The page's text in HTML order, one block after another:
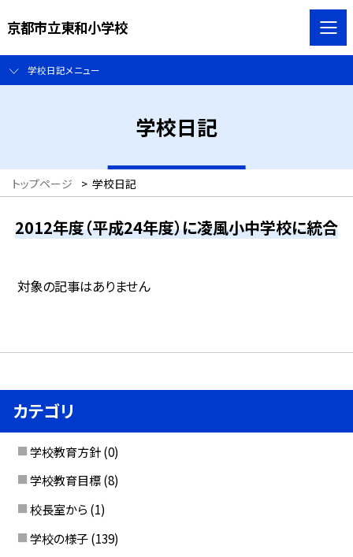
京都市立東和小学校
学校日記メニュー
学校日記
トップページ > 学校日記
2012年度（平成24年度）に凌風小中学校に統合
対象の記事はありません
カテゴリ
学校教育方針 (0)
学校教育目標 (8)
校長室から (1)
学校の様子 (139)